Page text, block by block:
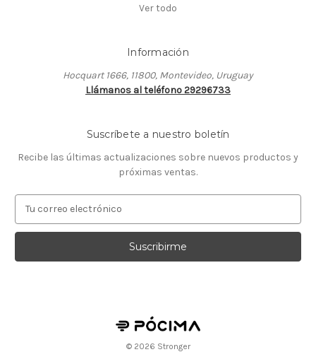
Ver todo
Información
Hocquart 1666, 11800, Montevideo, Uruguay
Llámanos al teléfono 29296733
Suscríbete a nuestro boletín
Recibe las últimas actualizaciones sobre nuevos productos y
próximas ventas.
r
c
© 2026 Stronger